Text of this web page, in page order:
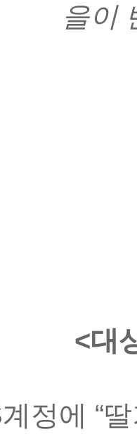
을이
<대
정에 “